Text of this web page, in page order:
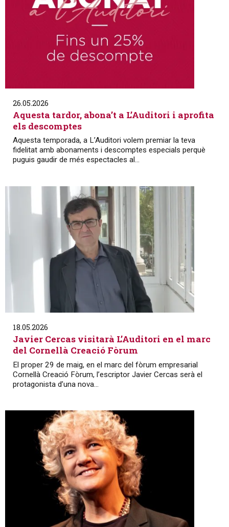
26.05.2026
Aquesta tardor, abona’t a L’Auditori i aprofita
els descomptes
Aquesta temporada, a L’Auditori volem premiar la teva
fidelitat amb abonaments i descomptes especials perquè
puguis gaudir de més espectacles al...
18.05.2026
Javier Cercas visitarà L’Auditori en el marc
del Cornellà Creació Fòrum
El proper 29 de maig, en el marc del fòrum empresarial
Cornellà Creació Fòrum, l’escriptor Javier Cercas serà el
protagonista d’una nova...